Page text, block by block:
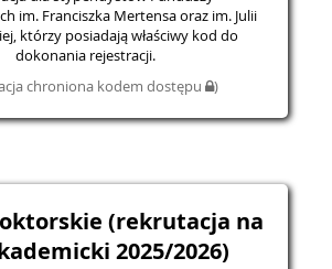
im. Franciszka Mertensa oraz im. Julii
którzy posiadają właściwy kod do
dokonania rejestracji.
chroniona kodem dostępu
)
(rekrutacja na
2025/2026)